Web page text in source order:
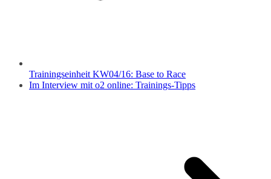
Trainingseinheit KW04/16: Base to Race
Im Interview mit o2 online: Trainings-Tipps